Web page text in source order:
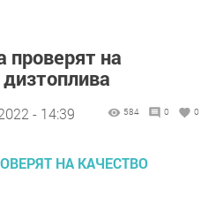
проверят на
- 14:39 584 0 0